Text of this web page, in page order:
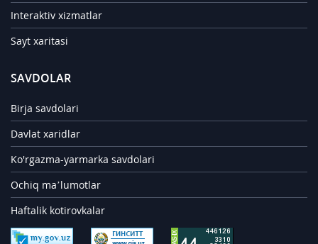
Interaktiv xizmatlar
Sayt xaritasi
SAVDOLAR
Birja savdolari
Davlat xaridlar
Ko'rgazma-yarmarka savdolari
Ochiq ma’lumotlar
Haftalik kotirovkalar